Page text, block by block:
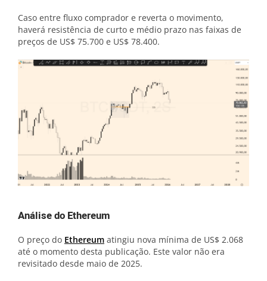
Caso entre fluxo comprador e reverta o movimento,
haverá resistência de curto e médio prazo nas faixas de
preços de US$ 75.700 e US$ 78.400.
Análise do Ethereum
O preço do Ethereum atingiu nova mínima de US$ 2.068
até o momento desta publicação. Este valor não era
revisitado desde maio de 2025.